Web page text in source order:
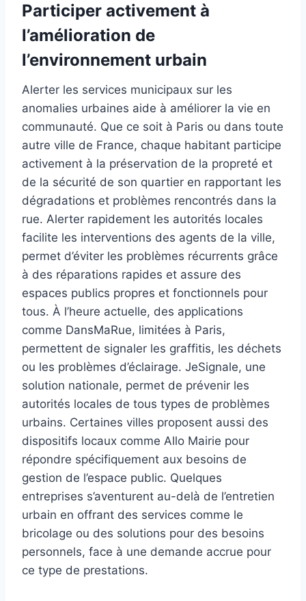
Participer activement à
l’amélioration de
l’environnement urbain
Alerter les services municipaux sur les
anomalies urbaines aide à améliorer la vie en
communauté. Que ce soit à Paris ou dans toute
autre ville de France, chaque habitant participe
activement à la préservation de la propreté et
de la sécurité de son quartier en rapportant les
dégradations et problèmes rencontrés dans la
rue. Alerter rapidement les autorités locales
facilite les interventions des agents de la ville,
permet d’éviter les problèmes récurrents grâce
à des réparations rapides et assure des
espaces publics propres et fonctionnels pour
tous. À l’heure actuelle, des applications
comme DansMaRue, limitées à Paris,
permettent de signaler les graffitis, les déchets
ou les problèmes d’éclairage. JeSignale, une
solution nationale, permet de prévenir les
autorités locales de tous types de problèmes
urbains. Certaines villes proposent aussi des
dispositifs locaux comme Allo Mairie pour
répondre spécifiquement aux besoins de
gestion de l’espace public. Quelques
entreprises s’aventurent au-delà de l’entretien
urbain en offrant des services comme le
bricolage ou des solutions pour des besoins
personnels, face à une demande accrue pour
ce type de prestations.